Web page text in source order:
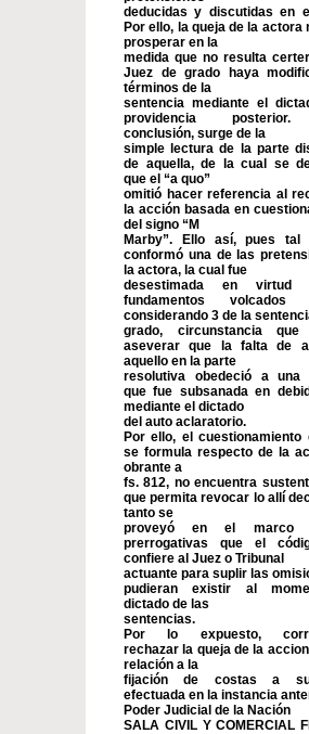
deducidas y discutidas en
Por ello, la queja de la actora
prosperar en la
medida que no resulta
Juez de grado haya
términos de la
sentencia mediante el
providencia
conclusión, surge de la
simple lectura de la parte
de aquella, de la cual se
que el “a quo”
omitió hacer referencia al
la acción basada en
del signo “M
Marby”. Ello así, pues tal
conformó una de las
la actora, la cual fue
desestimada en
fundamentos
considerando 3 de la
grado, circunstancia que
aseverar que la falta de
aquello en la parte
resolutiva obedeció a una
que fue subsanada en
mediante el dictado
del auto aclaratorio.
Por ello, el cuestionamiento
se formula respecto de la
obrante a
fs. 812, no encuentra
que permita revocar lo allí
tanto se
proveyó en el marco
prerrogativas que el
confiere al Juez o Tribunal
actuante para suplir las
pudieran existir al
dictado de las
sentencias.
Por lo expuesto,
rechazar la queja de la
relación a la
fijación de costas a
efectuada en la instancia
Poder Judicial de la Nación
SALA CIVIL Y COMERCIAL